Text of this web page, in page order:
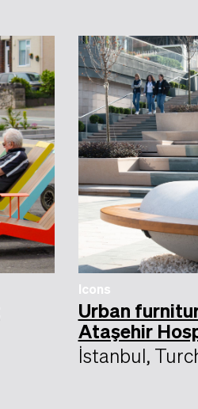
Icons
Urban
Ataşehir
İstanbul,